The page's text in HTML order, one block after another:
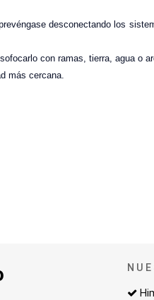
desconectando los
con ramas, tierra, agua o
más cercana.